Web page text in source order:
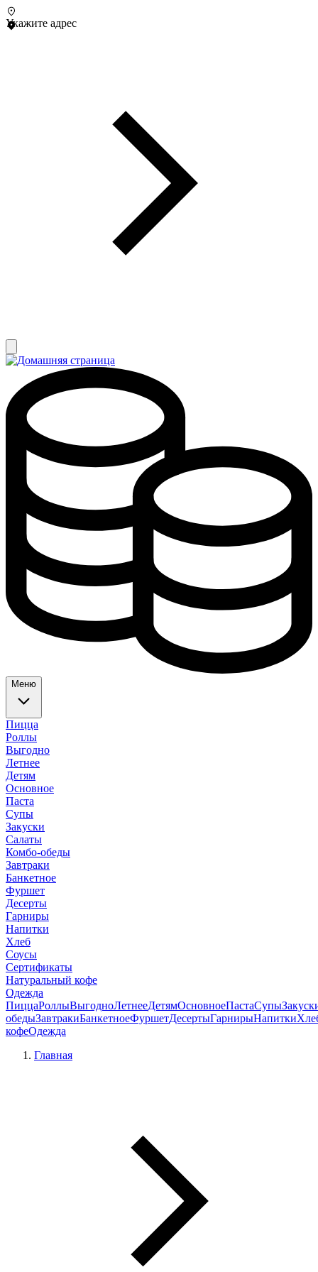
Укажите адрес
Меню
Пицца
Роллы
Выгодно
Летнее
Детям
Основное
Паста
Супы
Закуски
Салаты
Комбо-обеды
Завтраки
Банкетное
Фуршет
Десерты
Гарниры
Напитки
Хлеб
Соусы
Сертификаты
Натуральный кофе
Одежда
ПиццаРоллыВыгодноЛетнееДетямОсновноеПастаСупы
обедыЗавтракиБанкетноеФуршетДесертыГарнирыНапитки
кофеОдежда
Главная